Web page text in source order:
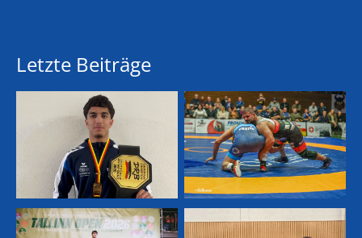
Letzte Beiträge